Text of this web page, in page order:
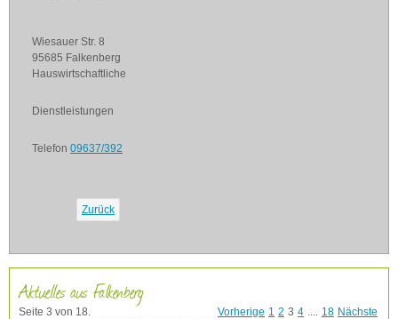
Wiesauer Str. 8
95685 Falkenberg
Hauswirtschaftliche
Dienstleistungen
Telefon 09637/392
Zurück
Aktuelles aus Falkenberg
Seite 3 von 18. Vorherige 1 2 3 4 .... 18 Nächste